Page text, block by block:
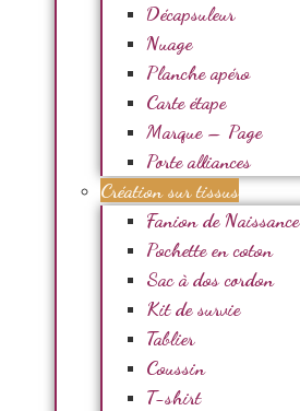
Décapsuleur
Nuage
Planche apéro
Carte étape
Marque – Page
Porte alliances
Création sur tissus
Fanion de Naissance
Pochette en coton
Sac à dos cordon
Kit de survie
Tablier
Coussin
T-shirt